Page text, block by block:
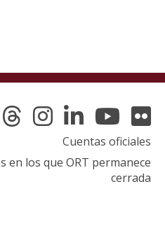
Cuentas oficiales
en los que ORT permanece
cerrada